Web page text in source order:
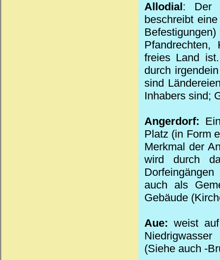
Allodial: Der
beschreibt
Pfandrechten,
freies Land
durch
sind
Inhabers sind;
Angerdorf:
Platz (in Form
Merkmal der
wird durch
auch als
Gebäude
Aue: weist
(Siehe auch -